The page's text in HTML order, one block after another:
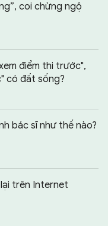
coi chừng ngộ
điểm thi trước",
có đất sống?
bác sĩ như thế nào?
trên Internet